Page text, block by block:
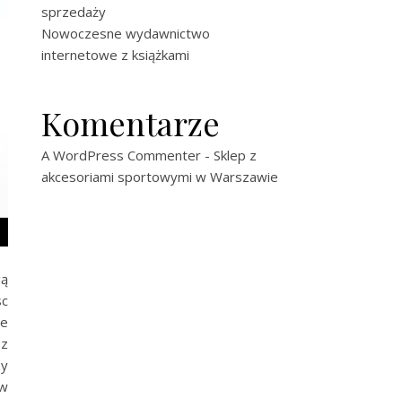
sprzedaży
Nowoczesne wydawnictwo
internetowe z książkami
Komentarze
A WordPress Commenter - Sklep z
akcesoriami sportowymi w Warszawie